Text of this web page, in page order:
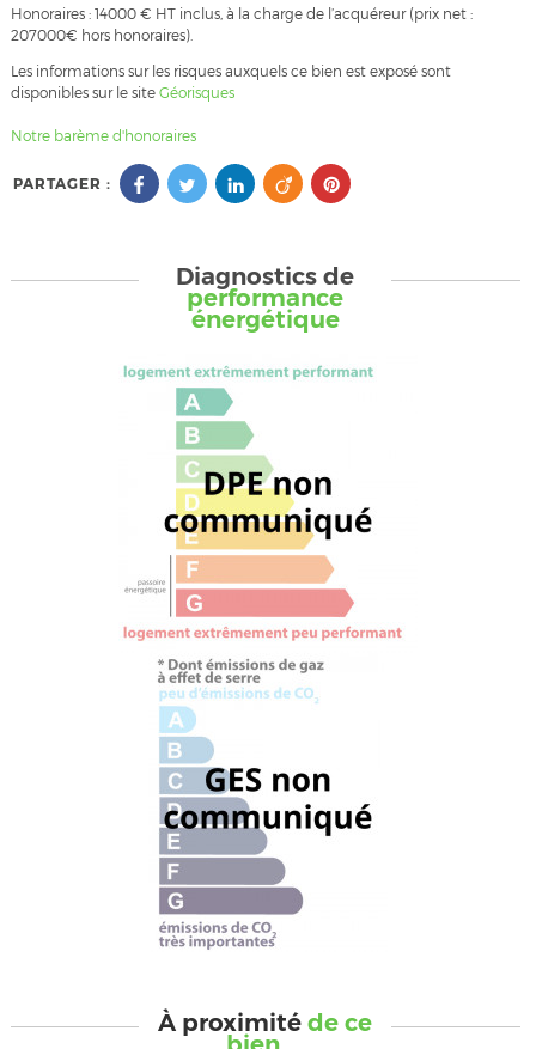
Honoraires : 14000 € HT inclus, à la charge de l’acquéreur (prix net :
207000€ hors honoraires).
Les informations sur les risques auxquels ce bien est exposé sont
disponibles sur le site Géorisques
Notre barème d'honoraires
PARTAGER :
Diagnostics de
performance
énergétique
À proximitéde ce